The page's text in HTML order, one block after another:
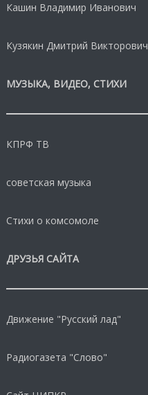
Кашин Владимир Иванович
Кузякин Дмитрий Викторович
МУЗЫКА, ВИДЕО, СТИХИ
КПРФ ТВ
советская музыка
Стихи о комсомоле
ДРУЗЬЯ САЙТА
Движение "Русский лад"
Радиогазета "Слово"